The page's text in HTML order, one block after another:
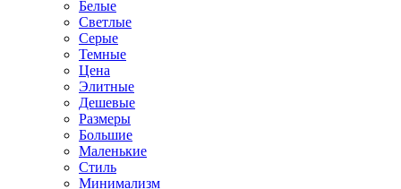
Белые
Светлые
Серые
Темные
Цена
Элитные
Дешевые
Размеры
Большие
Маленькие
Стиль
Минимализм